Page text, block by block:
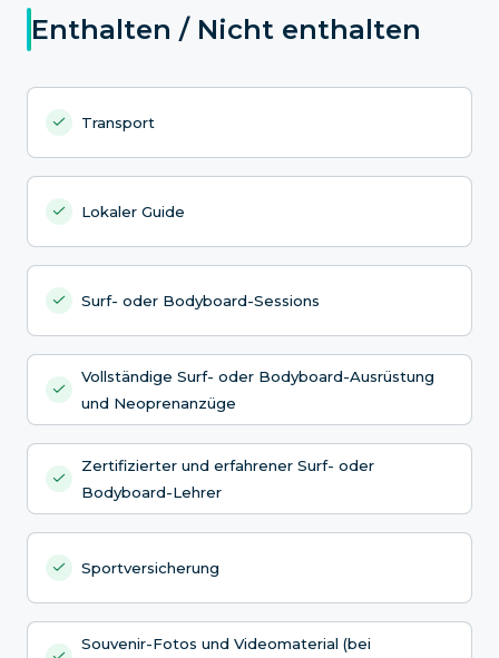
Enthalten / Nicht enthalten
Transport
Lokaler Guide
Surf- oder Bodyboard-Sessions
Vollständige Surf- oder Bodyboard-Ausrüstung
und Neoprenanzüge
Zertifizierter und erfahrener Surf- oder
Bodyboard-Lehrer
Sportversicherung
Souvenir-Fotos und Videomaterial (bei